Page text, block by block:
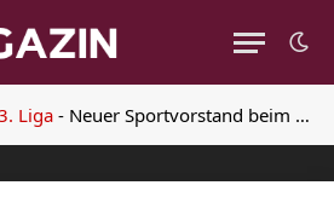
Liga - Neuer Sportvorstand beim Club? Hecking bestätigt Kontaktaufnahme